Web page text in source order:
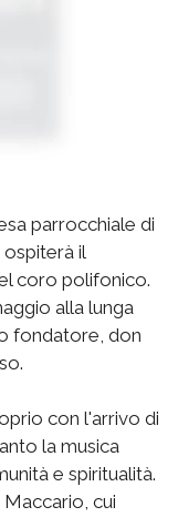
parrocchiale di
il
coro polifonico.
alla lunga
fondatore, don
con l'arrivo di
la musica
e spiritualità.
cui